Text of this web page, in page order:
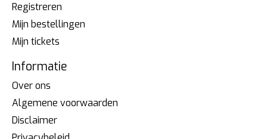
Registreren
Mijn bestellingen
Mijn tickets
Informatie
Over ons
Algemene voorwaarden
Disclaimer